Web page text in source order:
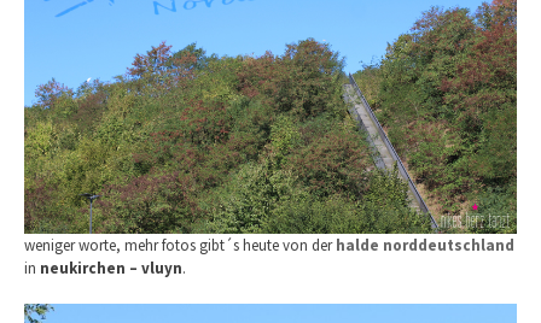
weniger worte, mehr fotos gibt´s heute von derhalde norddeutschland
in neukirchen – vluyn.